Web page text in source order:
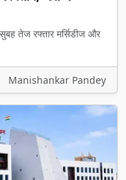
तेज रफ्तार मर्सिडीज और
Manishankar Pandey